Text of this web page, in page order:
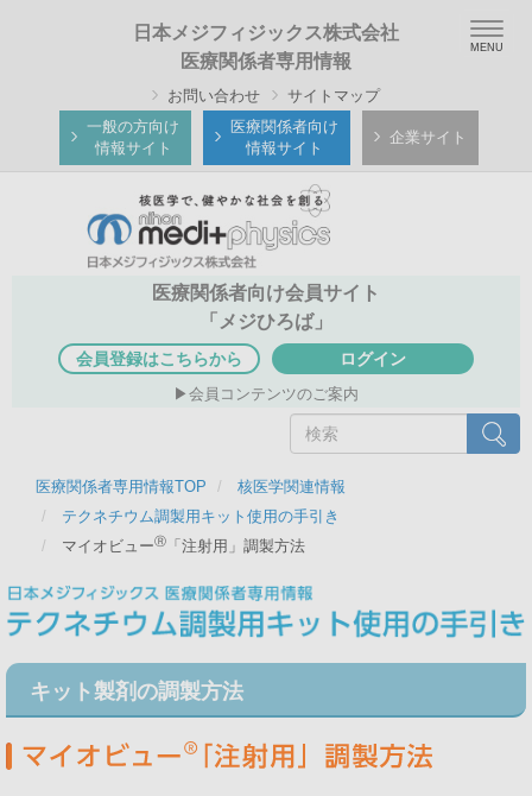
日本メジフィジックス株式会社
医療関係者専用情報
お問い合わせ
サイトマップ
一般の方向け
情報サイト
医療関係者向け
情報サイト
企業サイト
医療関係者向け会員サイト
「メジひろば」
会員登録はこちらから ログイン
会員コンテンツのご案内
索
検索
医療関係者専用情報TOP
核医学関連情報
テクネチウム調製用キット使用の手引き
マイオビューⓇ 「注射用」調製方法
キット製剤の調製方法